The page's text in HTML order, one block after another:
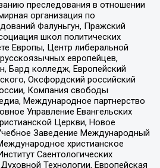
преследования в отношении
организация по
Фалуньгун, Пражский
школ политических
Европы, Центр либеральной
европейцев,
Бард колледж, Европейский
Оксфордский российский
Компания свободы
Международное партнерство
Управление Евангельских
Церкви, Новое
Заведение Международный
христианское
Саентологических
Технологии, Европейская